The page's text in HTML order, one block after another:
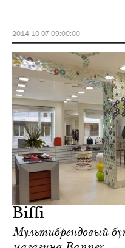
2014-10-07 09:00:00
Biffi
Мультибрендовый
среда